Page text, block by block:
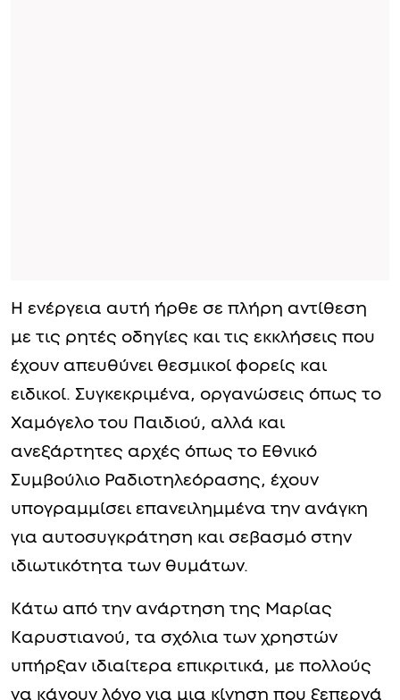
Η ενέργεια αυτή ήρθε σε πλήρη αντίθεση
με τις ρητές οδηγίες και τις εκκλήσεις που
έχουν απευθύνει θεσμικοί φορείς και
ειδικοί. Συγκεκριμένα, οργανώσεις όπως το
Χαμόγελο του Παιδιού, αλλά και
ανεξάρτητες αρχές όπως το Εθνικό
Συμβούλιο Ραδιοτηλεόρασης, έχουν
υπογραμμίσει επανειλημμένα την ανάγκη
για αυτοσυγκράτηση και σεβασμό στην
ιδιωτικότητα των θυμάτων.
Κάτω από την ανάρτηση της Μαρίας
Καρυστιανού, τα σχόλια των χρηστών
υπήρξαν ιδιαίτερα επικριτικά, με πολλούς
να κάνουν λόγο για μια κίνηση που ξεπερνά